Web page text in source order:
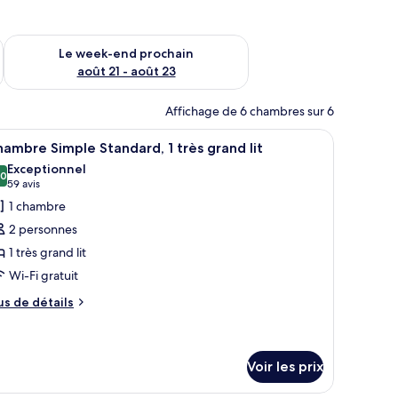
août 14 - août 16
Le week-end prochain
août 21 - août 23
Vérifier la disponibilité pour le week-end prochain août 21 -
Affichage de 6 chambres sur 6
table de chevet avec une lampe et un tableau encadré au mur.
:
Une chambre d’hôtel moderne avec un
6 Simple Standard, 1 très grand lit
sur 10
Exceptionnel
59 avis
(59 avis)
1 chambre
2 personnes
1 très grand lit
Wi-Fi gratuit
de détails
Voir les prix